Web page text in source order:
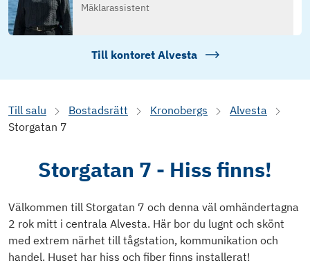
Mäklarassistent
Till kontoret Alvesta
Till salu Bostadsrätt Kronobergs
Alvesta
Storgatan 7
Storgatan 7 - Hiss finns!
Välkommen till Storgatan 7 och denna väl omhändertagna
2 rok mitt i centrala Alvesta. Här bor du lugnt och skönt
med extrem närhet till tågstation, kommunikation och
handel. Huset har hiss och fiber finns installerat!